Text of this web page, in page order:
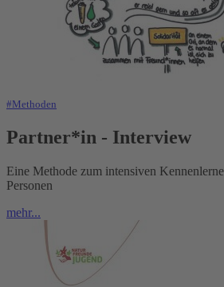
#Methoden
Partner*in - Interview
Eine Methode zum intensiven
Personen
mehr...